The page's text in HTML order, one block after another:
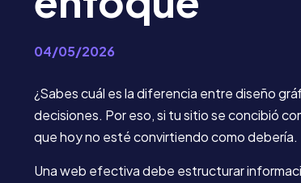
04/05/2026
¿Sabes cuál es la diferencia entre diseño
decisiones. Por eso, si tu sitio se concibió
que hoy no esté convirtiendo como debería.
Una web efectiva debe estructurar